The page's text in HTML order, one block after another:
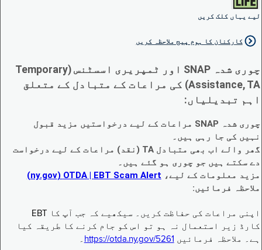
لیے یہاں کلک کریں
کارکنان کا ہوم پیج ملاحظہ کریں
چوری شدہ SNAP اور ٹمپریری اسسٹنس (Temporary
Assistance, TA) کی مراعات کے متبادل کے متعلق
اہم تبدیلیاں:
چوری شدہ SNAP مراعات کے لیے درخواستیں مزید قبول
نہیں کی جا رہی ہیں۔
گھر والے اب بھی متبادل TA (نقد) مراعات کے لیے درخواست
دے سکتے ہیں جو چوری ہو گئے ہیں۔
مزید معلومات کے لیے، EBT Scam Alert ‏| OTDA ‏(ny.gov)
ملاحظہ فرمائیں:
اپنی مراعات کی حفاظت کریں۔ سیکھیے کہ جب آپ کا EBT
کارڈ زیر استعمال نہ ہو تو اس کو جام کرنے کا طریقہ کیا
ہے۔ ملاحظہ فرمائیں https://otda.ny.gov/5261 ۔